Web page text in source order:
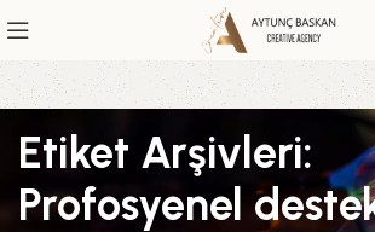
Etiket Arşivleri:
Profosyenel